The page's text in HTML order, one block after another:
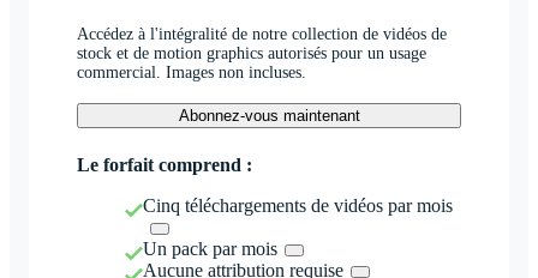
Accédez à l'intégralité de notre collection de vidéos de
stock et de motion graphics autorisés pour un usage
commercial. Images non incluses.
Abonnez-vous maintenant
Le forfait comprend :
Cinq téléchargements de vidéos par mois
Un pack par mois
Aucune attribution requise